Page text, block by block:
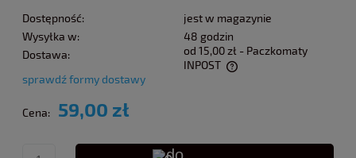
Dostępność:
jest w magazynie
Wysyłka w:
48 godzin
Dostawa:
od 15,00 zł - Paczkomaty
INPOST
Cena nie zawiera ewentualnych kosztów płatności
sprawdź formy dostawy
Cena: 59,00 zł